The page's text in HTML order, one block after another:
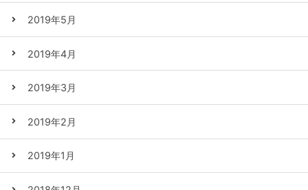
2019年5月
2019年4月
2019年3月
2019年2月
2019年1月